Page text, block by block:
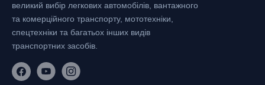
великий вибір легкових автомобілів, вантажного
та комерційного транспорту, мототехніки,
спецтехніки та багатьох інших видів
транспортних засобів.